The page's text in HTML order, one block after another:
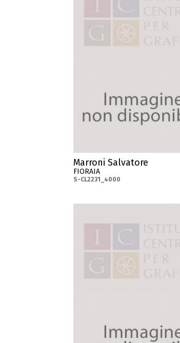
Marroni Salvatore
FIORAIA
S-CL2231_4000